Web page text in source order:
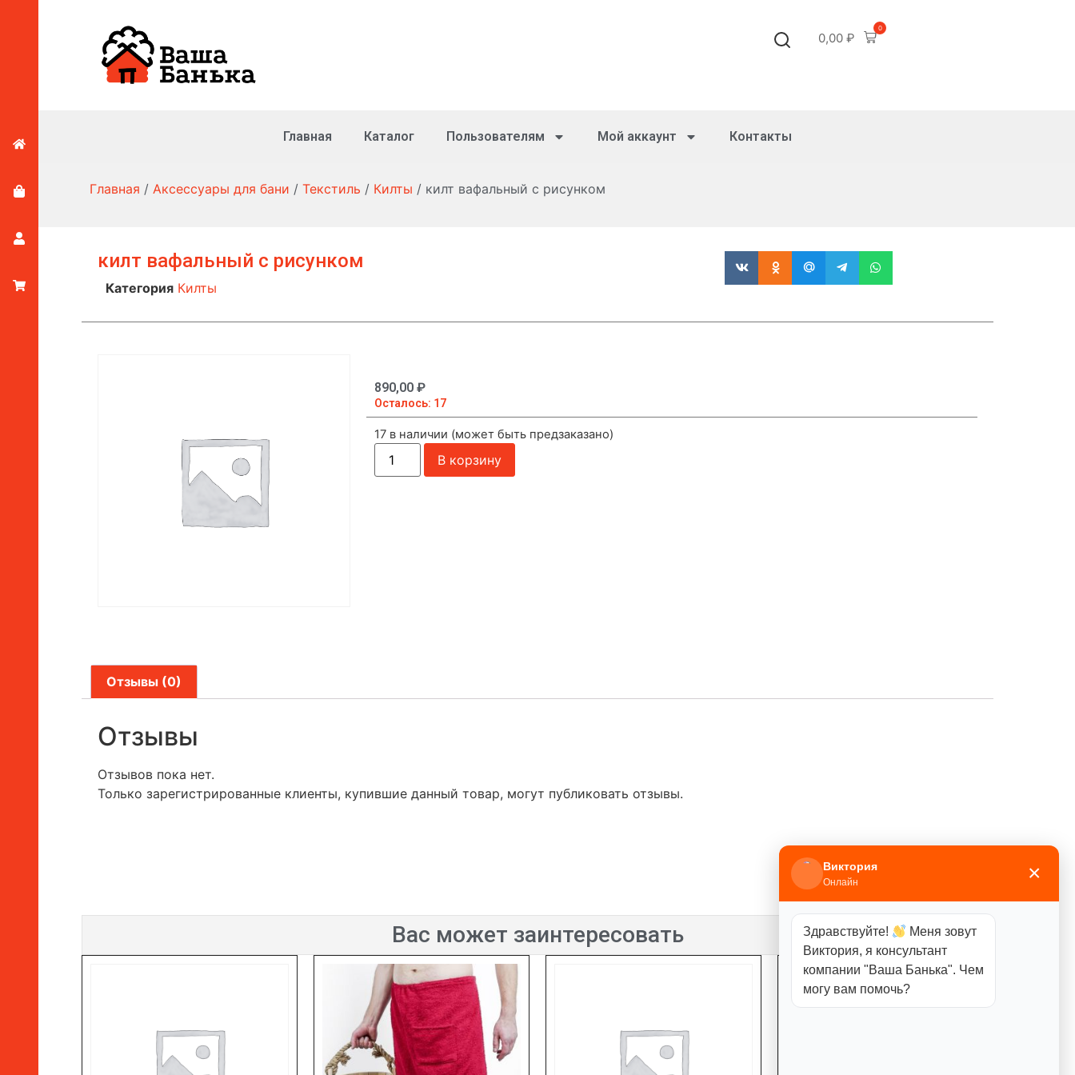
0,00 ₽
0
Главная Каталог Пользователям Мой аккаунт Контакты
Главная / Аксессуары для бани / Текстиль / Килты / килт вафальный с рисунком
килт вафальный с рисунком
Категория Килты
890,00 ₽
Осталось: 17
17 в наличии (может быть предзаказано)
В корзину
Отзывы (0)
Отзывы
Отзывов пока нет.
Только зарегистрированные клиенты, купившие данный товар, могут публиковать отзывы.
Вас может заинтересовать
Виктория
Онлайн ×
Здравствуйте!
Меня зовут
Виктория, я консультант
компании "Ваша Банька". Чем
могу вам помочь?